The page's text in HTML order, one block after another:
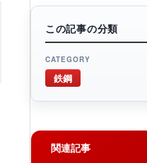
この記事の分類
CATEGORY
鉄鋼
関連記事